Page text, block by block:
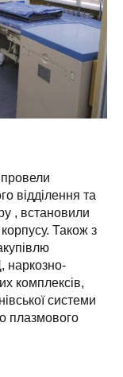
провели
відділення та
, встановили
Також з
наркозно-
комплексів,
системи
плазмового